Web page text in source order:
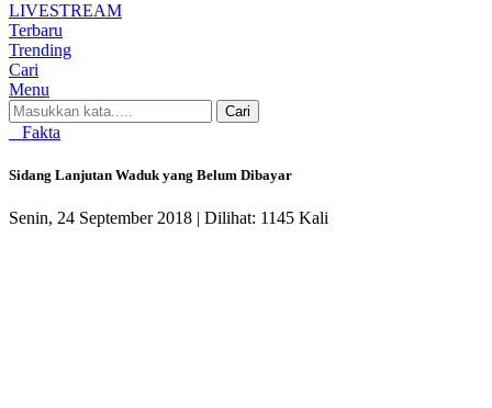
LIVESTREAM
Terbaru
Trending
Cari
Menu
Cari
Fakta
Sidang Lanjutan Waduk yang Belum Dibayar
Senin, 24 September 2018 | Dilihat: 1145 Kali